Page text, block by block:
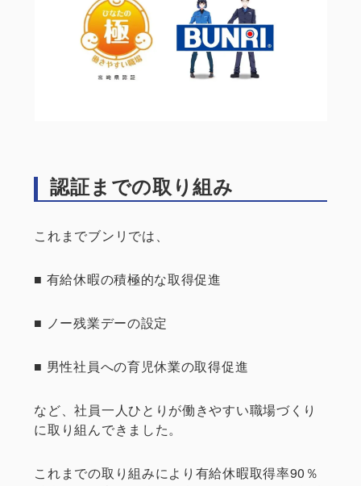
認証までの取り組み
これまでブンリでは、
■ 有給休暇の積極的な取得促進
■ ノー残業デーの設定
■ 男性社員への育児休業の取得促進
など、社員一人ひとりが働きやすい職場づくり
に取り組んできました。
これまでの取り組みにより有給休暇取得率90％